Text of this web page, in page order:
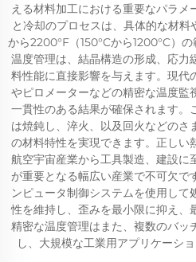
える材料加工における重要なパラ
と冷却のプロセスは、具体的な材
から2200°F（150°Cから1200°C）
温度管理は、結晶構造の形成、応力
料性能に直接影響を与えます。現代
やピロメーターなどの精密な温度監
一貫性のある結果が確保されます。
は焼鈍し、淬火、以及回火などのさ
の材料特性を実現できます。正しい
航空宇宙産業から工具製造、建設に
が重要となる幅広い産業で不可欠で
ンピュータ制御システムを使用し
性を維持し、歪みを最小限に抑え、
精密な温度管理はまた、複数のバッ
し、大規模な工業用アプリケーシ